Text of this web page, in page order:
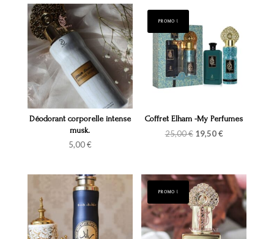
Déodorant corporelle intense
musk.
5,00€
PROMO !
Coffret Elham -My Perfumes
25,00€ Le
19,50€Le
PROMO !